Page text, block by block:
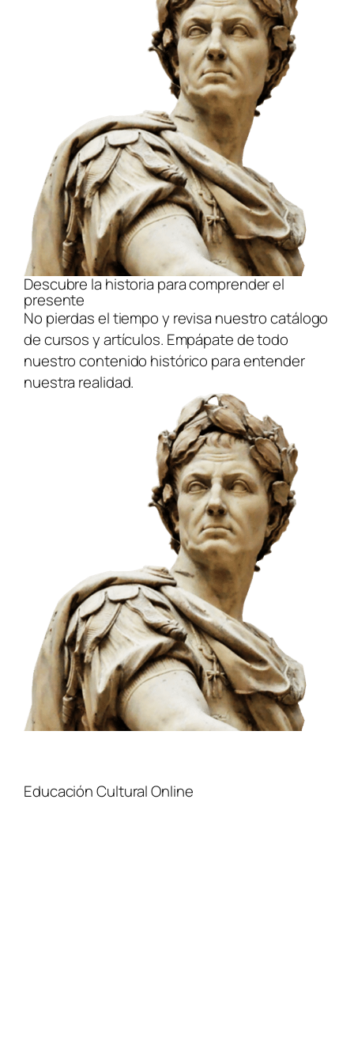
Descubre la historia para comprender el
presente
No pierdas el tiempo y revisa nuestro catálogo
de cursos y artículos. Empápate de todo
nuestro contenido histórico para entender
nuestra realidad.
Educación Cultural Online